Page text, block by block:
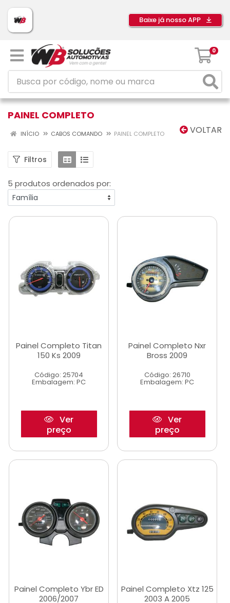
Baixe já nosso APP
0
PAINEL COMPLETO
VOLTAR
INÍCIO CABOS COMANDO PAINEL COMPLETO
Filtros
5 produtos ordenados por:
Painel Completo Titan
150 Ks 2009
Código: 25704
Embalagem: PC
Ver
preço
Painel Completo Nxr
Bross 2009
Código: 26710
Embalagem: PC
Ver
preço
Painel Completo Ybr ED
2006/2007
Painel Completo Xtz 125
2003 A 2005